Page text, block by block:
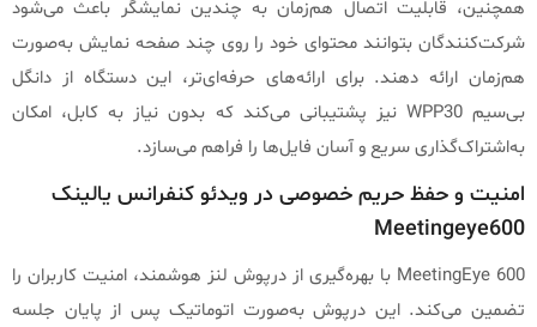
همچنین، قابلیت اتصال هم‌زمان به چندین نمایشگر باعث می‌شود
شرکت‌کنندگان بتوانند محتوای خود را روی چند صفحه نمایش به‌صورت
هم‌زمان ارائه دهند. برای ارائه‌های حرفه‌ای‌تر، این دستگاه از دانگل
بی‌سیم WPP30 نیز پشتیبانی می‌کند که بدون نیاز به کابل، امکان
به‌اشتراک‌گذاری سریع و آسان فایل‌ها را فراهم می‌سازد.
امنیت و حفظ حریم خصوصی در ویدئو کنفرانس یالینک
Meetingeye600
MeetingEye 600 با بهره‌گیری از درپوش لنز هوشمند، امنیت کاربران را
تضمین می‌کند. این درپوش به‌صورت اتوماتیک پس از پایان جلسه